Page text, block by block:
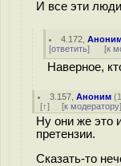
И все эти
4.172 ,
[ответить] [к
Наверное,
3.157 ,Аноним (
[↑] [к модератору]
Ну они же это
претензии.
Сказать-то